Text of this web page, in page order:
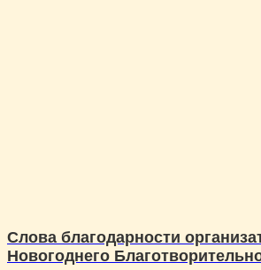
Слова благодарности
Новогоднего